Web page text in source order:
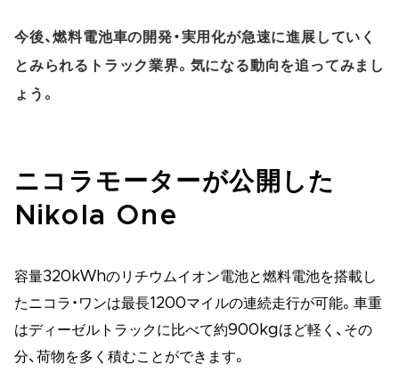
今後、燃料電池車の開発・実用化が急速に進展していく
とみられるトラック業界。気になる動向を追ってみまし
ょう。
ニコラモーターが公開した
Nikola One
容量320kWhのリチウムイオン電池と燃料電池を搭載し
たニコラ・ワンは最長1200マイルの連続走行が可能。車重
はディーゼルトラックに比べて約900kgほど軽く、その
分、荷物を多く積むことができます。